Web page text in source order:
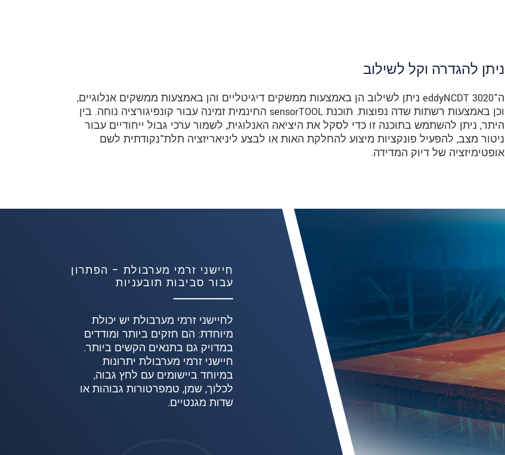
ניתן להגדרה וקל לשילוב
ה־eddyNCDT 3020 ניתן לשילוב הן באמצעות ממשקים דיגיטליים והן באמצעות ממשקים אנלוגיים,
וכן באמצעות רשתות שדה נפוצות. תוכנת sensorTOOL החינמית זמינה עבור קונפיגורציה נוחה. בין
היתר, ניתן להשתמש בתוכנה זו כדי לסקל את היציאה האנלוגית, לשמור ערכי גבול ייחודיים עבור
ניטור מצב, להפעיל פונקציות מיצוע להחלקת האות או לבצע ליניאריזציה תלת־נקודתית לשם
אופטימיזציה של דיוק המדידה.
חיישני זרמי מערבולת – הפתרון
עבור סביבות תובעניות
לחיישני זרמי מערבולת יש יכולת
מיוחדת: הם חזקים ביותר ומודדים
במדויק גם בתנאים הקשים ביותר.
חיישני זרמי מערבולת יתרונות
במיוחד ביישומים עם לחץ גבוה,
לכלוך, שמן, טמפרטורות גבוהות או
שדות מגנטיים.